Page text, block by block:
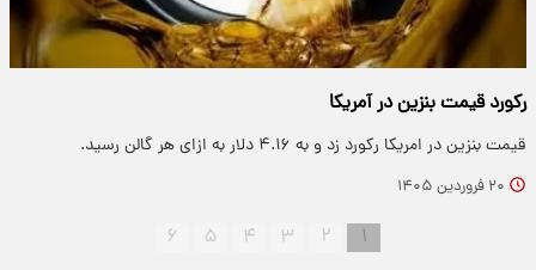
رکورد قیمت بنزین در آمریکا
قیمت بنزین در امریکا رکورد زد و به ۴.۱۶ دلار به ازای هر گالن رسید.
۲۰ فروردین ۱۴۰۵
۱ ۲ ۳ ۴ ۵ ۶